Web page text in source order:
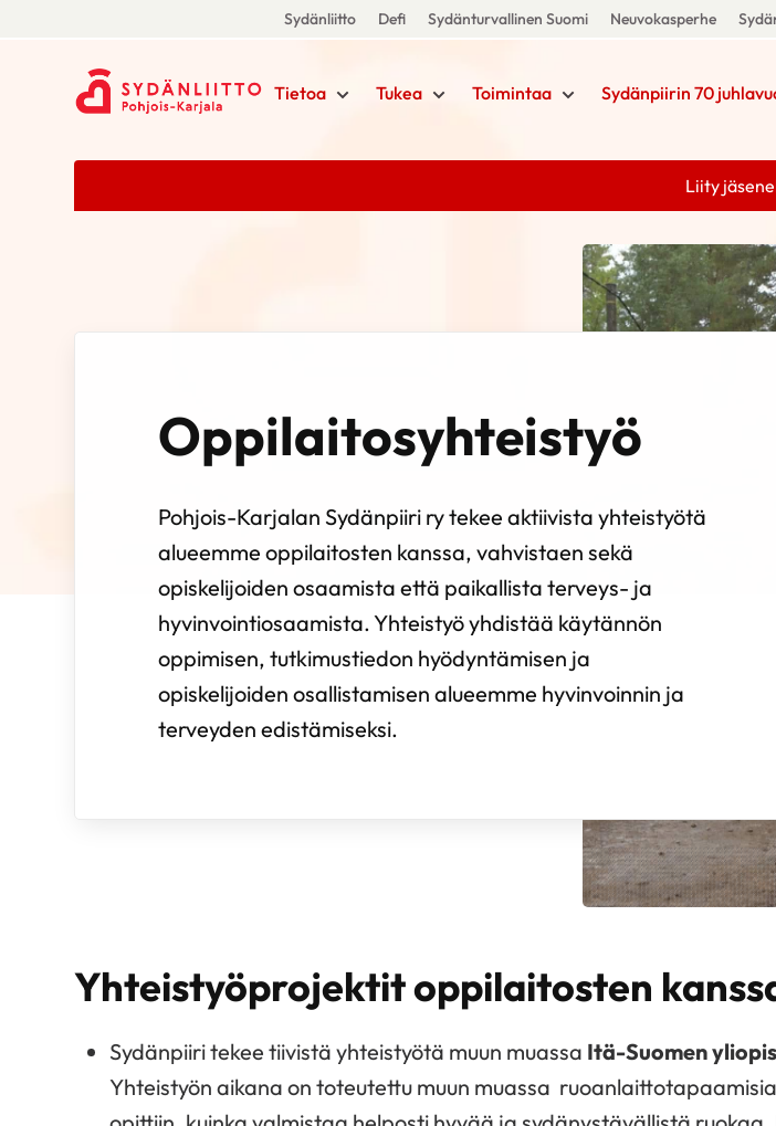
Sydänliitto Defi Sydänturvallinen Suomi Neuvokasperhe
Tietoa Tukea Toimintaa Sydänpiirin 70
Liity
Oppilaitosyhteistyö
Pohjois-Karjalan Sydänpiiri ry tekee aktiivista yhteistyötä
alueemme oppilaitosten kanssa, vahvistaen sekä
opiskelijoiden osaamista että paikallista terveys- ja
hyvinvointiosaamista. Yhteistyö yhdistää käytännön
oppimisen, tutkimustiedon hyödyntämisen ja
opiskelijoiden osallistamisen alueemme hyvinvoinnin ja
terveyden edistämiseksi.
Yhteistyöprojektit oppilaitosten
Sydänpiiri tekee tiivistä yhteistyötä muun muassa Itä-Suomen
Yhteistyön aikana on toteutettu muun muassa